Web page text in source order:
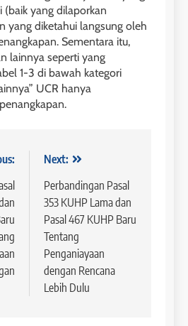
(baik yang dilaporkan
yang diketahui langsung oleh
Sementara itu,
lainnya seperti yang
1-3 di bawah kategori
UCR hanya
Next:
Perbandingan Pasal
353 KUHP Lama dan
Pasal 467 KUHP Baru
Tentang
Penganiayaan
dengan Rencana
Lebih Dulu